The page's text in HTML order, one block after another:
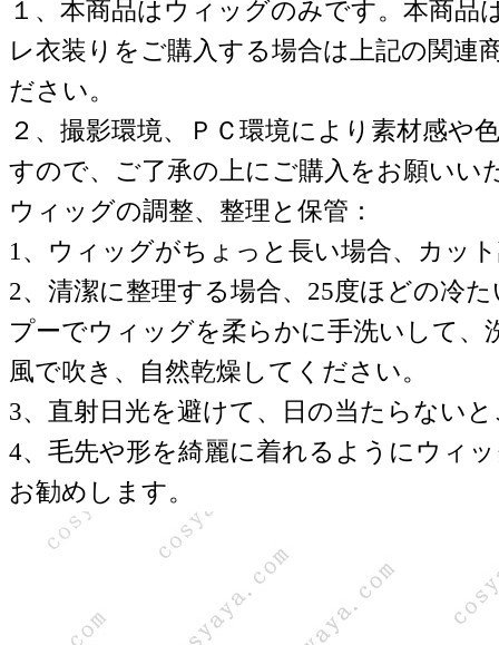
１、本商品はウィッグのみです。本商
レ衣装りをご購入する場合は上記の関連
ださい。
２、撮影環境、ＰＣ環境により素材感や
すので、ご了承の上にご購入をお願いい
ウィッグの調整、整理と保管：
1、ウィッグがちょっと長い場合、カッ
2、清潔に整理する場合、25度ほどの冷
プーでウィッグを柔らかに手洗いして、
風で吹き、自然乾燥してください。
3、直射日光を避けて、日の当たらない
4、毛先や形を綺麗に着れるようにウィ
お勧めします。